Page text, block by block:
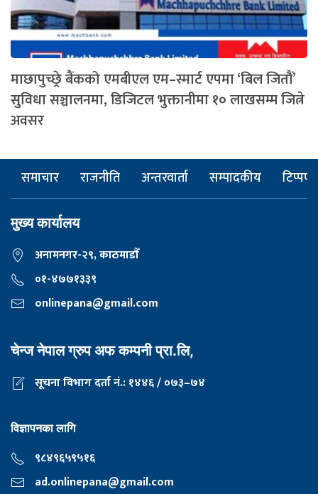
माछापुच्छ्रे बैंकको एमबीएल एम–स्मार्ट एपमा ‘बिल जितौं’
सुविधा सञ्चालनमा, डिजिटल भुक्तानीमा १० लाखसम्म जित्ने
अवसर
समाचार राजनीति अन्तरवार्ता सम्पादकीय टिप्पणी
मुख्य कार्यालय
अनामनगर-२९, काठमाडाैँ
०१-४७७१३३९
onlinepana@gmail.com
चेन्ज नेपाल ग्रुप अफ कम्पनी प्रा.लि,
सूचना विभाग दर्ता नं.: १४४६ / ०७३–७४
विज्ञापनका लागि
९८४९६५९५१६
ad.onlinepana@gmail.com